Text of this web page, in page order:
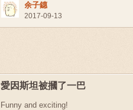
余子鏸
2017-09-13
愛因斯坦被摑了一巴
Funny and exciting!